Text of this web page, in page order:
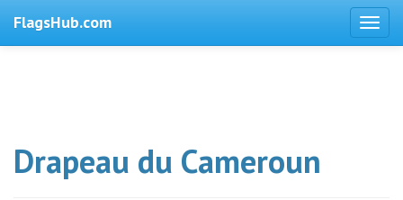
FlagsHub.com
Drapeau du Cameroun